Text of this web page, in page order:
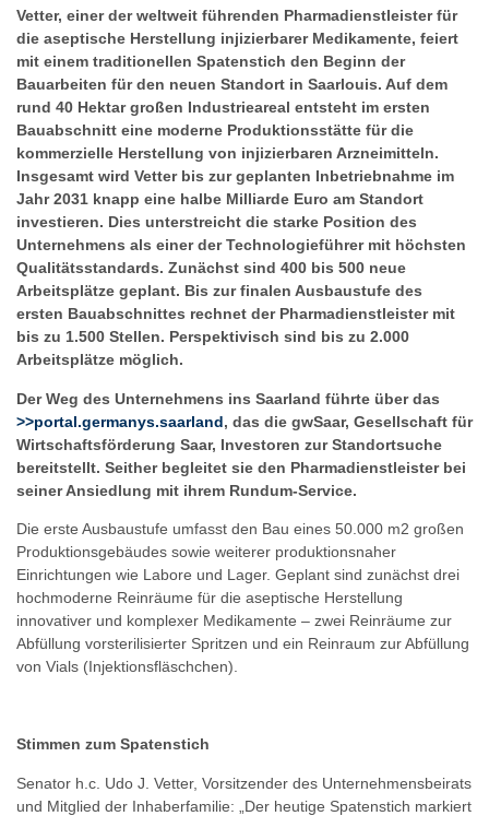
Vetter, einer der weltweit führenden Pharmadienstleister für
die aseptische Herstellung injizierbarer Medikamente, feiert
mit einem traditionellen Spatenstich den Beginn der
Bauarbeiten für den neuen Standort in Saarlouis. Auf dem
rund 40 Hektar großen Industrieareal entsteht im ersten
Bauabschnitt eine moderne Produktionsstätte für die
kommerzielle Herstellung von injizierbaren Arzneimitteln.
Insgesamt wird Vetter bis zur geplanten Inbetriebnahme im
Jahr 2031 knapp eine halbe Milliarde Euro am Standort
investieren. Dies unterstreicht die starke Position des
Unternehmens als einer der Technologieführer mit höchsten
Qualitätsstandards. Zunächst sind 400 bis 500 neue
Arbeitsplätze geplant. Bis zur finalen Ausbaustufe des
ersten Bauabschnittes rechnet der Pharmadienstleister mit
bis zu 1.500 Stellen. Perspektivisch sind bis zu 2.000
Arbeitsplätze möglich.
Der Weg des Unternehmens ins Saarland führte über das
>>portal.germanys.saarland, das die gwSaar, Gesellschaft für
Wirtschaftsförderung Saar, Investoren zur Standortsuche
bereitstellt. Seither begleitet sie den Pharmadienstleister bei
seiner Ansiedlung mit ihrem Rundum-Service.
Die erste Ausbaustufe umfasst den Bau eines 50.000 m2 großen
Produktionsgebäudes sowie weiterer produktionsnaher
Einrichtungen wie Labore und Lager. Geplant sind zunächst drei
hochmoderne Reinräume für die aseptische Herstellung
innovativer und komplexer Medikamente – zwei Reinräume zur
Abfüllung vorsterilisierter Spritzen und ein Reinraum zur Abfüllung
von Vials (Injektionsfläschchen).
Stimmen zum Spatenstich
Senator h.c. Udo J. Vetter, Vorsitzender des Unternehmensbeirats
und Mitglied der Inhaberfamilie: „Der heutige Spatenstich markiert